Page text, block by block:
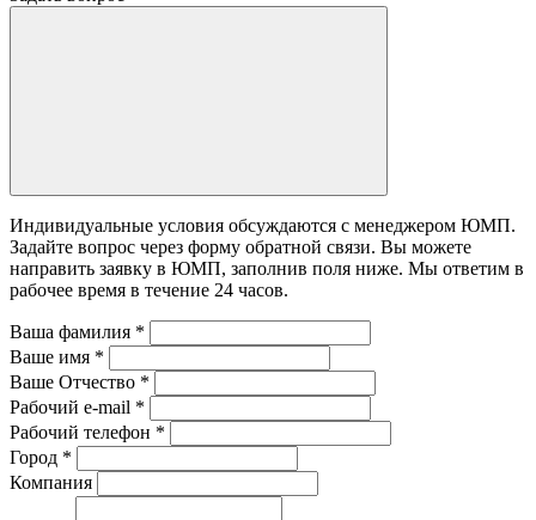
Индивидуальные условия обсуждаются с менеджером ЮМП.
Задайте вопрос через форму обратной связи. Вы можете
направить заявку в ЮМП, заполнив поля ниже. Mы ответим в
рабочее время в течение 24 часов.
Ваша фамилия *
Ваше имя *
Ваше Отчество *
Рабочий e-mail *
Рабочий телефон *
Город *
Компания